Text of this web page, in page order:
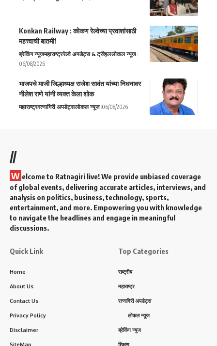
Konkan Railway : कोकण रेल्वेच्या प्रवाशांसाठी
महत्त्वाची बातमी!
ब्रेकिंग न्यूजमहाराष्ट्ररेल्वे अपडेट्स & ट्रॅव्हललोकल न्यूज
06/08/2026
भाजपचे माजी जिल्हाध्यक्ष राजेश सावंत यांच्या निधनावर
नीलेश राणे यांनी व्यक्त केला शोक
महाराष्ट्ररत्नागिरी अपडेट्सलोकल न्यूज 06/08/2026
//
W elcome to Ratnagiri live! We provide unbiased coverage
of global events, delivering accurate articles, interviews, and
analysis on politics, business, technology, sports,
entertainment, and more. Empowering you with knowledge
to navigate the headlines and engage in meaningful
discussions.
Quick Link
Home
About Us
Contact Us
Privacy Policy
Disclaimer
SiteMap
Top Categories
राष्ट्रीय
महाराष्ट्र
रत्नागिरी अपडेट्स
लोकल न्यूज
ब्रेकिंग न्यूज
शिक्षण